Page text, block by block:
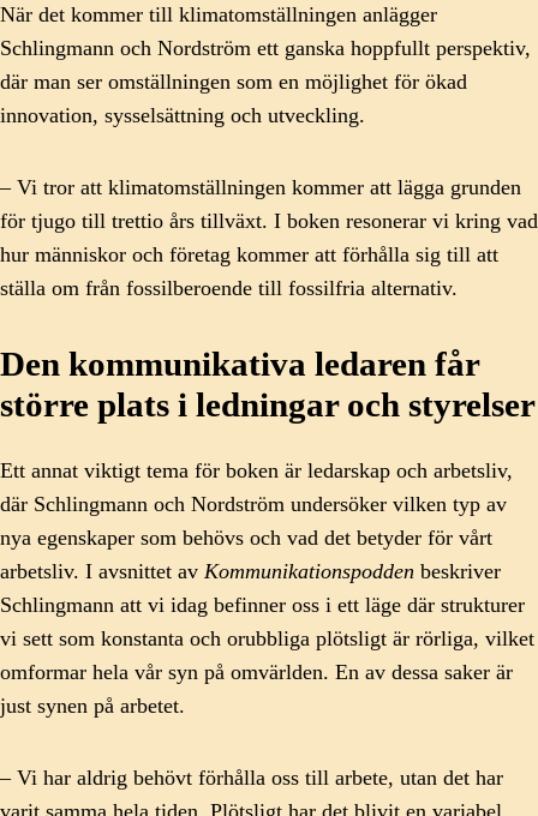
När det kommer till klimatomställningen anlägger
Schlingmann och Nordström ett ganska hoppfullt perspektiv,
där man ser omställningen som en möjlighet för ökad
innovation, sysselsättning och utveckling.
– Vi tror att klimatomställningen kommer att lägga grunden
för tjugo till trettio års tillväxt. I boken resonerar vi kring vad
hur människor och företag kommer att förhålla sig till att
ställa om från fossilberoende till fossilfria alternativ.
Den kommunikativa ledaren får
större plats i ledningar och styrelser
Ett annat viktigt tema för boken är ledarskap och arbetsliv,
där Schlingmann och Nordström undersöker vilken typ av
nya egenskaper som behövs och vad det betyder för vårt
arbetsliv. I avsnittet av Kommunikationspodden beskriver
Schlingmann att vi idag befinner oss i ett läge där strukturer
vi sett som konstanta och orubbliga plötsligt är rörliga, vilket
omformar hela vår syn på omvärlden. En av dessa saker är
just synen på arbetet.
– Vi har aldrig behövt förhålla oss till arbete, utan det har